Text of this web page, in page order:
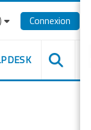
Connexion